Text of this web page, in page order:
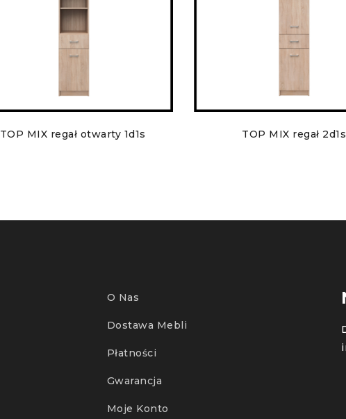
TOP MIX regał otwarty 1d1s TOP MIX regał 2d1s
O Nas
Dostawa Mebli
Płatności
Gwarancja
Moje Konto